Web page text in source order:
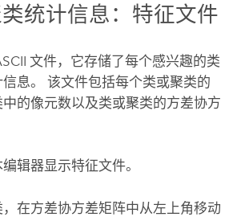
统计信息：特征文件
文件，它存储了每个感兴趣的类
息。 该文件包括每个类或聚类的
的像元数以及类或聚类的方差协方
辑器显示特征文件。
在方差协方差矩阵中从左上角移动